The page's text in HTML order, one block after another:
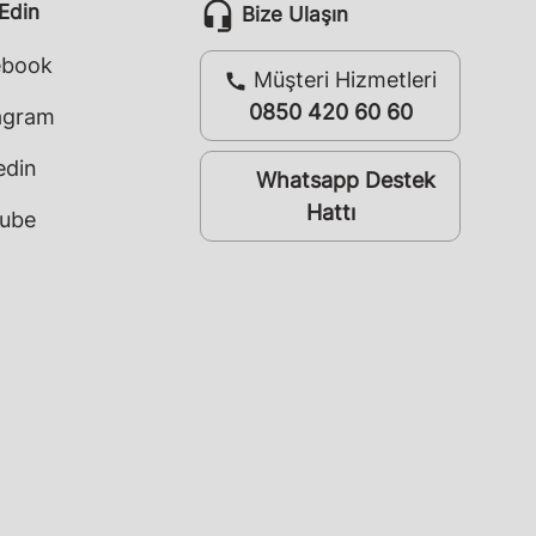
headset_mic Bize Ulaşın
call Müşteri Hizmetleri
0850 420 60 60
whatsappWhatsapp Destek
Hattı